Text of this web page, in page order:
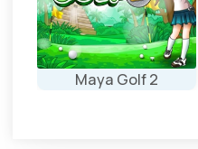
Maya Golf 2